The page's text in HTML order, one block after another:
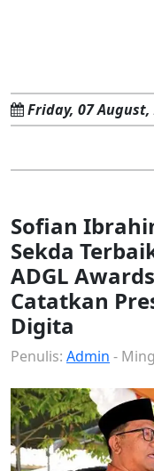
Friday, 07 August,
Sofian
Sekda
ADGL
Catatkan
Digita
Penulis: Admin -